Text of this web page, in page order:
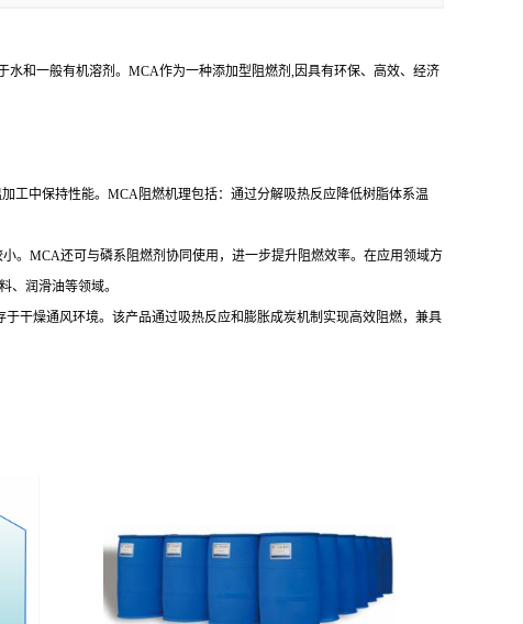
和一般有机溶剂。MCA作为一种添加型阻燃剂,因具有环保、高效、经济
工中保持性能。 MCA阻燃机理包括：通过分解吸热反应降低树脂体系温
。 MCA还可与磷系阻燃剂协同使用，进一步提升阻燃效率。在应用领域方
、润滑油等领域。
于干燥通风环境。该产品通过吸热反应和膨胀成炭机制实现高效阻燃，兼具